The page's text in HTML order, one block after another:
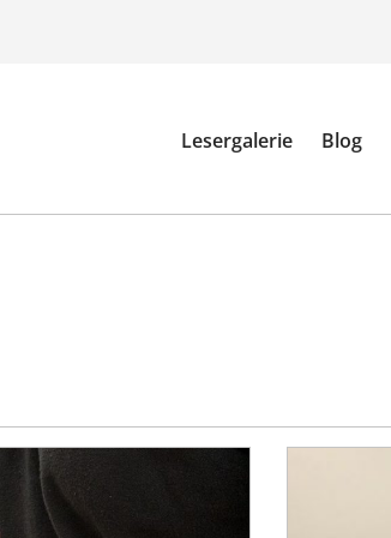
Lesergalerie Blog